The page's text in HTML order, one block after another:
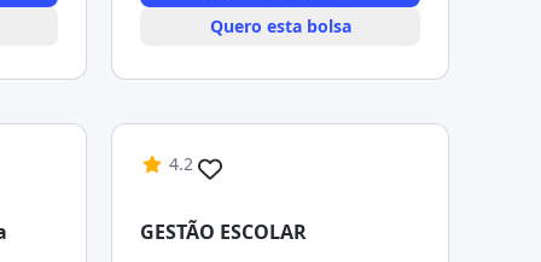
Quero esta bolsa
4.2
GESTÃO ESCOLAR